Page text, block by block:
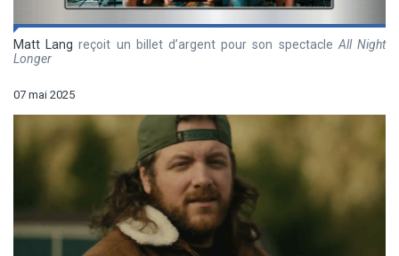
Matt Lang reçoit un billet d’argent pour son spectacle All Night
Longer
07 mai 2025